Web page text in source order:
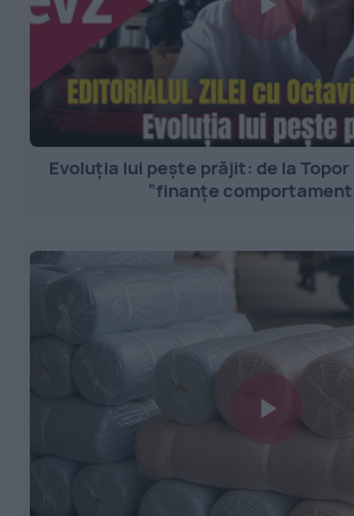
Evoluția lui pește prăjit: de la
”finanțe